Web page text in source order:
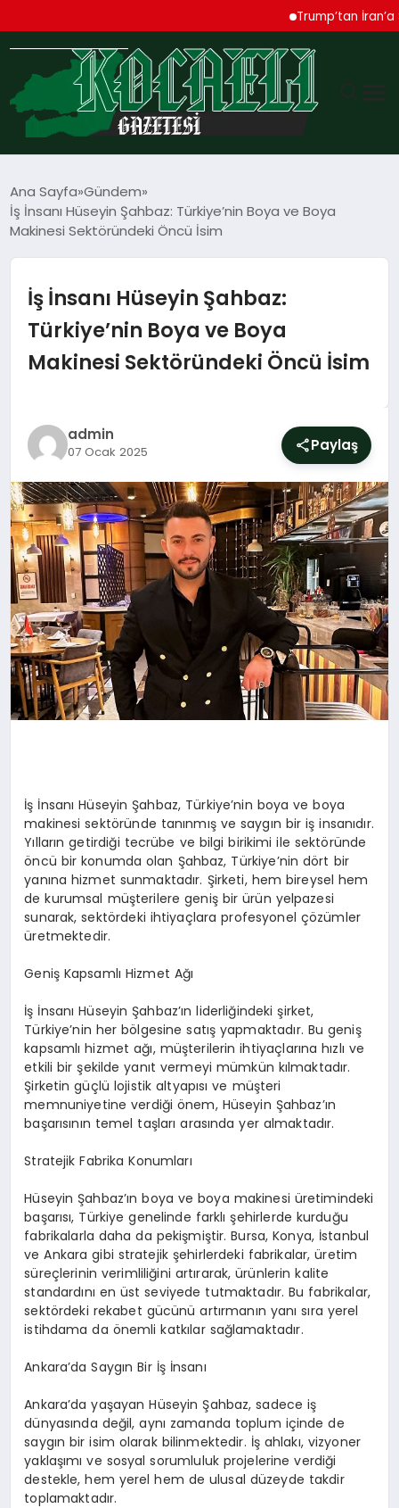
Trump’tan İran’a Sert
TEKNOLOJI
SPOR
MAGAZIN
YAŞAM
DÜNYA
SAĞLIK
EĞITIM
Ana Sayfa Gündem
İş İnsanı Hüseyin Şahbaz: Türkiye’nin Boya ve Boya
Makinesi Sektöründeki Öncü İsim
İş İnsanı Hüseyin Şahbaz:
Türkiye’nin Boya ve Boya
Makinesi Sektöründeki Öncü İsim
admin
07 Ocak 2025 Paylaş
İş İnsanı Hüseyin Şahbaz, Türkiye’nin boya ve boya
makinesi sektöründe tanınmış ve saygın bir iş insanıdır.
Yılların getirdiği tecrübe ve bilgi birikimi ile sektöründe
öncü bir konumda olan Şahbaz, Türkiye’nin dört bir
yanına hizmet sunmaktadır. Şirketi, hem bireysel hem
de kurumsal müşterilere geniş bir ürün yelpazesi
sunarak, sektördeki ihtiyaçlara profesyonel çözümler
üretmektedir.
Geniş Kapsamlı Hizmet Ağı
İş İnsanı Hüseyin Şahbaz’ın liderliğindeki şirket,
Türkiye’nin her bölgesine satış yapmaktadır. Bu geniş
kapsamlı hizmet ağı, müşterilerin ihtiyaçlarına hızlı ve
etkili bir şekilde yanıt vermeyi mümkün kılmaktadır.
Şirketin güçlü lojistik altyapısı ve müşteri
memnuniyetine verdiği önem, Hüseyin Şahbaz’ın
başarısının temel taşları arasında yer almaktadır.
Stratejik Fabrika Konumları
Hüseyin Şahbaz’ın boya ve boya makinesi üretimindeki
başarısı, Türkiye genelinde farklı şehirlerde kurduğu
fabrikalarla daha da pekişmiştir. Bursa, Konya, İstanbul
ve Ankara gibi stratejik şehirlerdeki fabrikalar, üretim
süreçlerinin verimliliğini artırarak, ürünlerin kalite
standardını en üst seviyede tutmaktadır. Bu fabrikalar,
sektördeki rekabet gücünü artırmanın yanı sıra yerel
istihdama da önemli katkılar sağlamaktadır.
Ankara’da Saygın Bir İş İnsanı
Ankara’da yaşayan Hüseyin Şahbaz, sadece iş
dünyasında değil, aynı zamanda toplum içinde de
saygın bir isim olarak bilinmektedir. İş ahlakı, vizyoner
yaklaşımı ve sosyal sorumluluk projelerine verdiği
destekle, hem yerel hem de ulusal düzeyde takdir
toplamaktadır.